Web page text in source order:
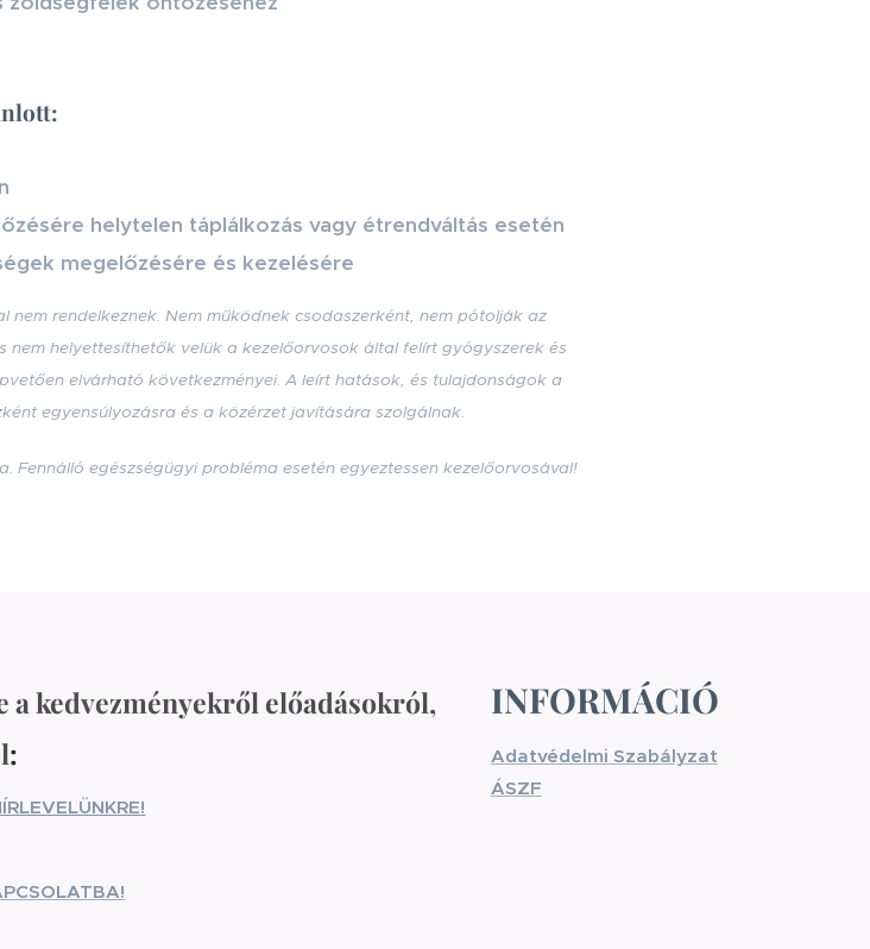
helytelen táplálkozás vagy étrendváltás esetén
megelőzésére és kezelésére
rendelkeznek. Nem működnek csodaszerként, nem pótolják az
helyettesíthetők velük a kezelőorvosok által felírt gyógyszerek és
elvárható következményei. A leírt hatások, és tulajdonságok a
egyensúlyozásra és a közérzet javítására szolgálnak.
Fennálló egészségügyi probléma esetén egyeztessen kezelőorvosával!
a kedvezményekről előadásokról,
:
INFORMÁCIÓ
Adatvédelmi Szabályzat
ÁSZF